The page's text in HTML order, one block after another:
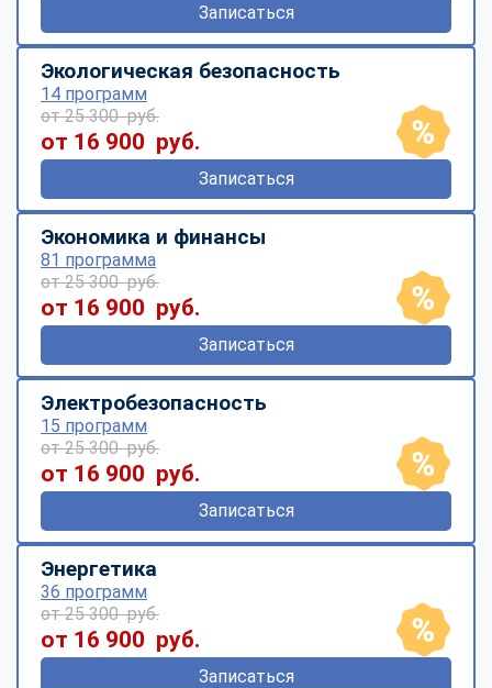
Записаться
Экологическая безопасность
14 программ
от 25 300 руб.
от 16 900 руб.
Записаться
Экономика и финансы
81 программа
от 25 300 руб.
от 16 900 руб.
Записаться
Электробезопасность
15 программ
от 25 300 руб.
от 16 900 руб.
Записаться
Энергетика
36 программ
от 25 300 руб.
от 16 900 руб.
Записаться